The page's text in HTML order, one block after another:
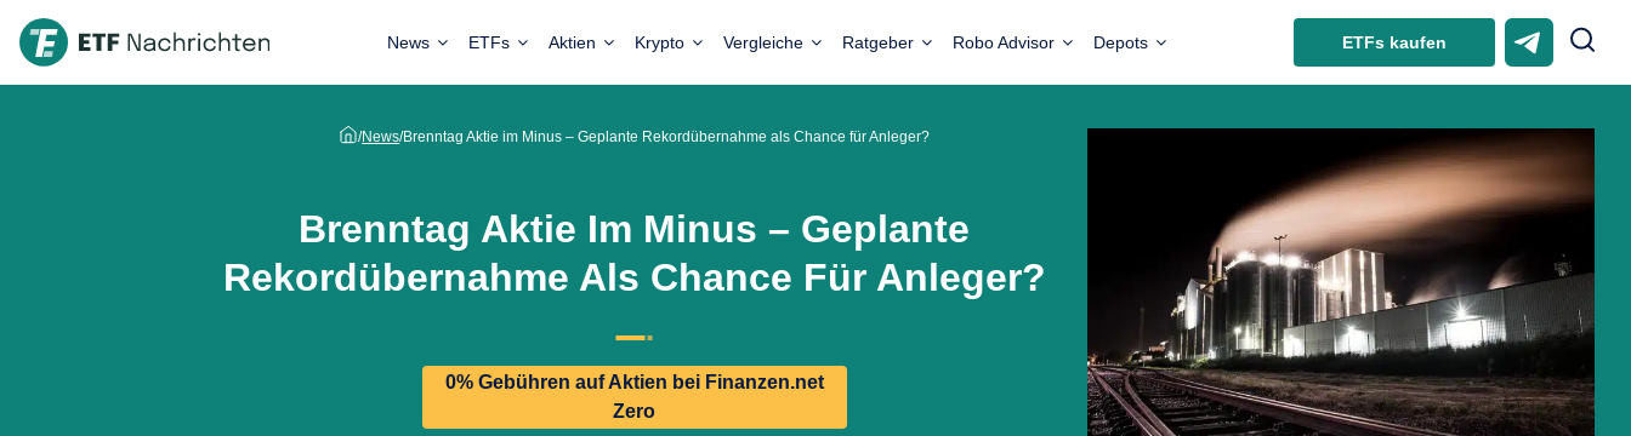
News ETFs Aktien Krypto Vergleiche Ratgeber Robo Advisor Depots ETFs kaufen
/News/Brenntag Aktie im Minus – Geplante Rekordübernahme als Chance für Anleger?
Brenntag Aktie Im Minus – Geplante
Rekordübernahme Als Chance Für Anleger?
0% Gebühren auf Aktien bei Finanzen.net
Zero